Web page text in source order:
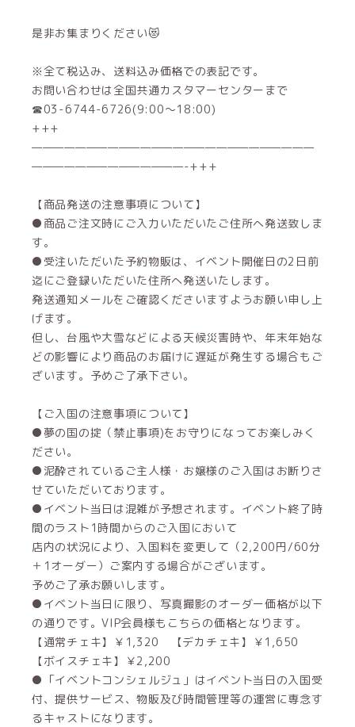
是非お集まりください😻
※全て税込み、送料込み価格での表記です。
お問い合わせは全国共通カスタマーセンターまで
☎03-6744-6726(9:00～18:00)
+++
——————————————————————————
——————————————-+++
【商品発送の注意事項について】
●商品ご注文時にご入力いただいたご住所へ発送致しま
す。
●受注いただいた予約物販は、イベント開催日の2日前
迄にご登録いただいた住所へ発送いたします。
発送通知メールをご確認くださいますようお願い申し上
げます。
但し、台風や大雪などによる天候災害時や、年末年始な
どの影響により商品のお届けに遅延が発生する場合もご
ざいます。予めご了承下さい。
【ご入国の注意事項について】
●夢の国の掟（禁止事項)をお守りになってお楽しみく
ださい。
●泥酔されているご主人様・お嬢様のご入国はお断りさ
せていただいております。
●イベント当日は混雑が予想されます。イベント終了時
間のラスト1時間からのご入国において
店内の状況により、入国料を変更して（2,200円/60分
＋1オーダー）ご案内する場合がございます。
予めご了承お願いします。
●イベント当日に限り、写真撮影のオーダー価格が以下
の通りです。VIP会員様もこちらの価格となります。
【通常チェキ】￥1,320 【デカチェキ】￥1,650
【ボイスチェキ】￥2,200
●「イベントコンシェルジュ」はイベント当日の入国受
付、提供サービス、物販及び時間管理等の運営に専念す
るキャストになります。